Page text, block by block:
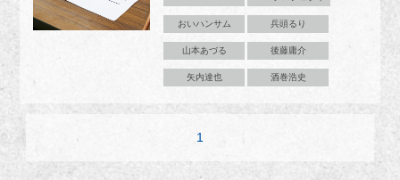
おいハンサム 兵頭るり
山本あづる 後藤庸介
矢内達也 酒巻浩史
1